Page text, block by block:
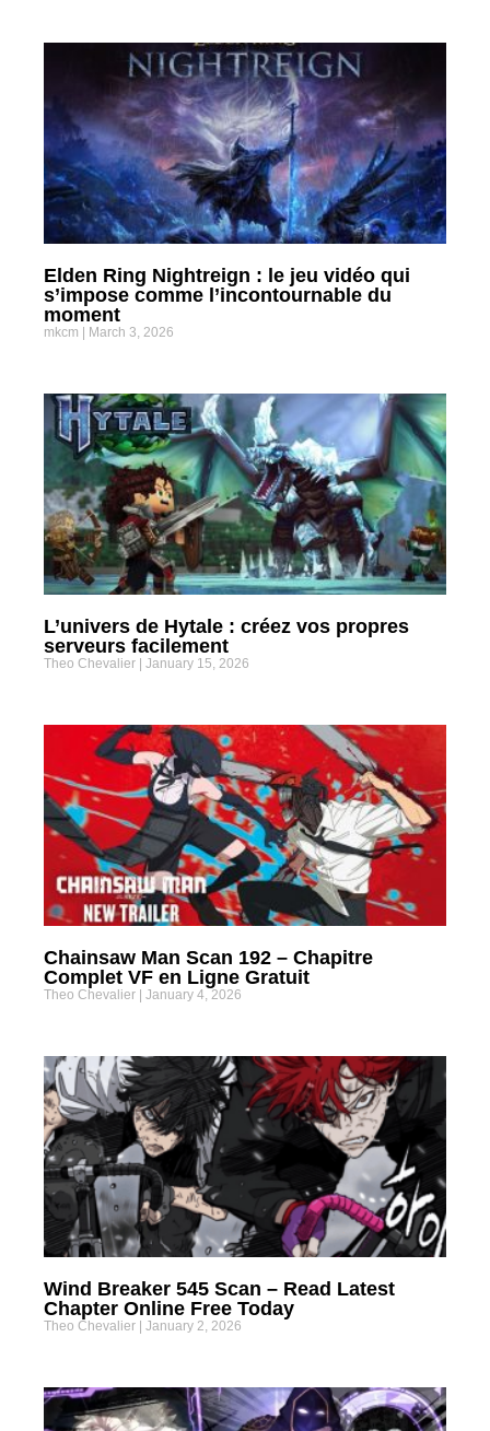
Elden Ring Nightreign : le jeu vidéo qui
s’impose comme l’incontournable du
moment
mkcm March 3, 2026
L’univers de Hytale : créez vos propres
serveurs facilement
Theo Chevalier January 15, 2026
Chainsaw Man Scan 192 – Chapitre
Complet VF en Ligne Gratuit
Theo Chevalier January 4, 2026
Wind Breaker 545 Scan – Read Latest
Chapter Online Free Today
Theo Chevalier January 2, 2026